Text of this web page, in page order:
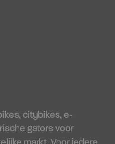
citybikes, e-
gators voor